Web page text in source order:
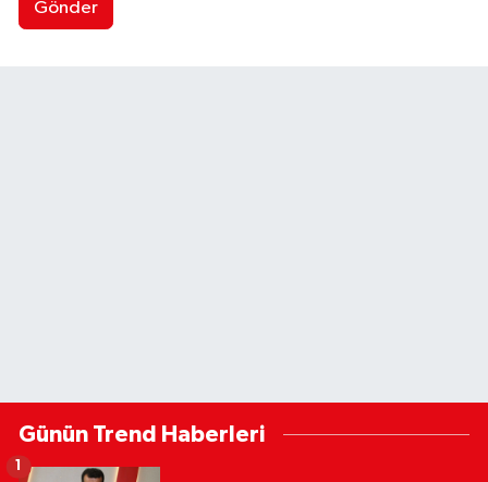
Gönder
Günün Trend Haberleri